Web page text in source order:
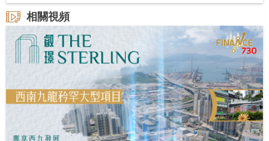
相關視頻